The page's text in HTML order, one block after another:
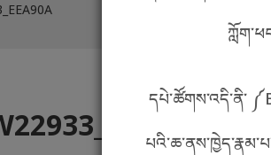
དཔེ་ཚོགས་འདི་ནི་